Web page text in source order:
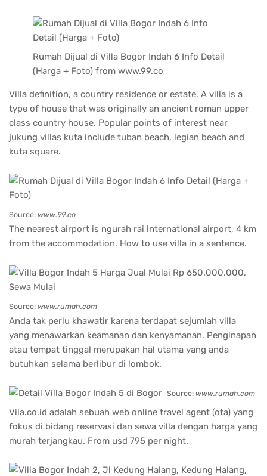
Rumah Dijual di Villa Bogor Indah 6 Info Detail
(Harga + Foto) from www.99.co
Villa definition, a country residence or estate. A villa is a
type of house that was originally an ancient roman upper
class country house. Popular points of interest near
jukung villas kuta include tuban beach, legian beach and
kuta square.
Source: www.99.co
The nearest airport is ngurah rai international airport, 4 km
from the accommodation. How to use villa in a sentence.
Source: www.rumah.com
Anda tak perlu khawatir karena terdapat sejumlah villa
yang menawarkan keamanan dan kenyamanan. Penginapan
atau tempat tinggal merupakan hal utama yang anda
butuhkan selama berlibur di lombok.
Source: www.rumah.com
Vila.co.id adalah sebuah web online travel agent (ota) yang
fokus di bidang reservasi dan sewa villa dengan harga yang
murah terjangkau. From usd 795 per night.